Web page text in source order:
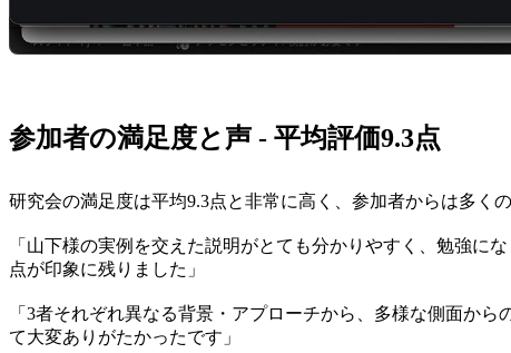
参加者の満足度と声 - 平均評価9.3点
研究会の満足度は平均9.3点と非常に高く、参加者からは多く
「山下様の実例を交えた説明がとても分かりやすく、勉強に
点が印象に残りました」
「3者それぞれ異なる背景・アプローチから、多様な側面か
て大変ありがたかったです」